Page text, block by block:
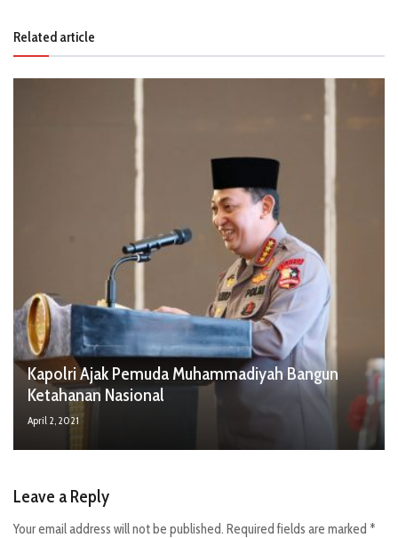
Related article
Kapolri Ajak Pemuda Muhammadiyah Bangun
Ketahanan Nasional
April 2, 2021
Leave a Reply
Your email address will not be published. Required fields are marked *